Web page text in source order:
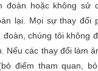
đoàn hoặc không sử
lại. Mọi sự thay đổi
chúng tôi không
Nếu các thay đổi làm
điểm tham quan,